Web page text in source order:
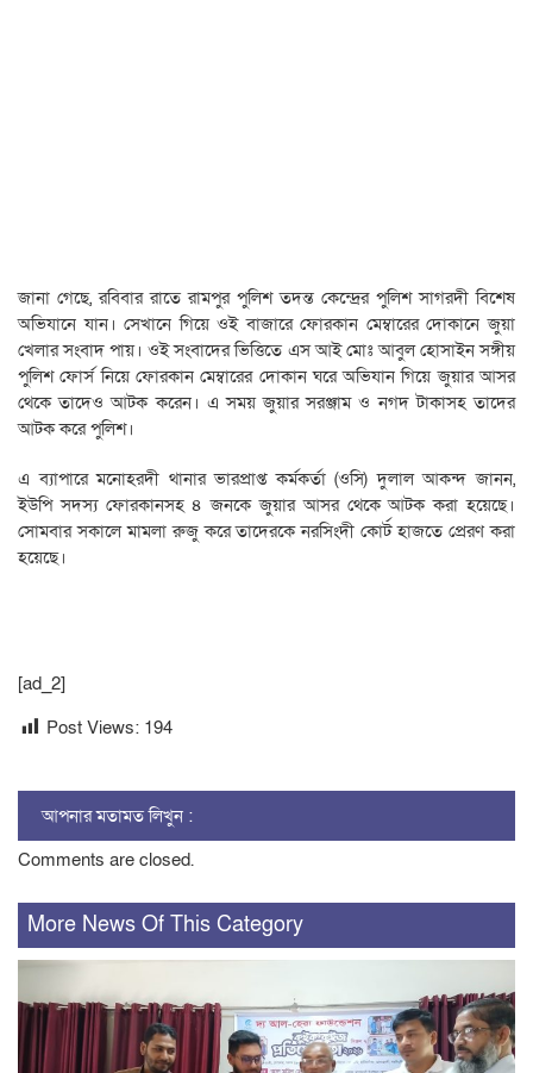
জানা গেছে, রবিবার রাতে রামপুর পুলিশ তদন্ত কেন্দ্রের পুলিশ সাগরদী বিশেষ
অভিযানে যান। সেখানে গিয়ে ওই বাজারে ফোরকান মেম্বারের দোকানে জুয়া
খেলার সংবাদ পায়। ওই সংবাদের ভিত্তিতে এস আই মোঃ আবুল হোসাইন সঙ্গীয়
পুলিশ ফোর্স নিয়ে ফোরকান মেম্বারের দোকান ঘরে অভিযান গিয়ে জুয়ার আসর
থেকে তাদেও আটক করেন। এ সময় জুয়ার সরঞ্জাম ও নগদ টাকাসহ তাদের
আটক করে পুলিশ।
এ ব্যাপারে মনোহরদী থানার ভারপ্রাপ্ত কর্মকর্তা (ওসি) দুলাল আকন্দ জানন,
ইউপি সদস্য ফোরকানসহ ৪ জনকে জুয়ার আসর থেকে আটক করা হয়েছে।
সোমবার সকালে মামলা রুজু করে তাদেরকে নরসিংদী কোর্ট হাজতে প্রেরণ করা
হয়েছে।
[ad_2]
Post Views: 194
আপনার মতামত লিখুন :
Comments are closed.
More News Of This Category